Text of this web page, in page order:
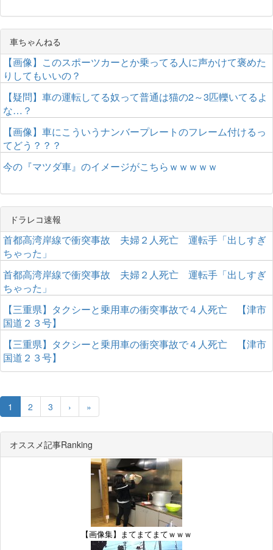
車ちゃんねる
【画像】このスポーツカーとか乗ってる人に声かけて褒めた
りしてもいいの？
【疑問】車の運転してる奴って普通は猫の2～3匹轢いてるよ
な…？
【画像】車にこういうナンバープレートのフレーム付けるっ
てどう？？？
今の『マツダ車』のイメージがこちらｗｗｗｗｗ
ドラレコ速報
首都高湾岸線で衝突事故 夫婦２人死亡 運転手「出しすぎ
ちゃった」
首都高湾岸線で衝突事故 夫婦２人死亡 運転手「出しすぎ
ちゃった」
【三重県】タクシーと乗用車の衝突事故で４人死亡 【津市
国道２３号】
【三重県】タクシーと乗用車の衝突事故で４人死亡 【津市
国道２３号】
1 2 3 › »
オススメ記事Ranking
【画像集】まてまてまてｗｗｗ